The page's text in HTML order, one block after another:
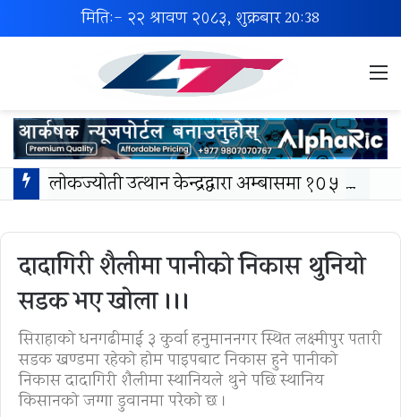
मिति:- २२ श्रावण २०८३, शुक्रबार20:38
लोकज्योती उत्थान केन्द्रद्वारा अम्बासमा १०५ विपन्न विद्यार्थीलाई शैक्षिक तथा खेलकुद सामग्री वितरण
दादागिरी शैलीमा पानीको निकास थुनियो
सडक भए खोला ।।।
सिराहाको धनगढीमाई ३ कुर्वा हनुमाननगर स्थित लक्ष्मीपुर पतारी
सडक खण्डमा रहेको होम पाइपबाट निकास हुने पानीको
निकास दादागिरी शैलीमा स्थानियले थुने पछि स्थानिय
किसानको जग्गा डुवानमा परेको छ ।